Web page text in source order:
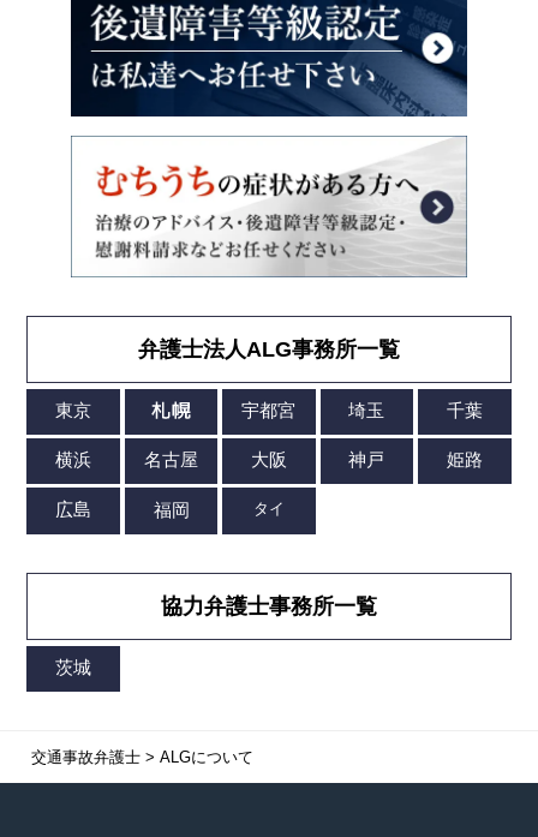
弁護士法人ALG事務所一覧
協力弁護士事務所一覧
交通事故弁護士> ALGについて